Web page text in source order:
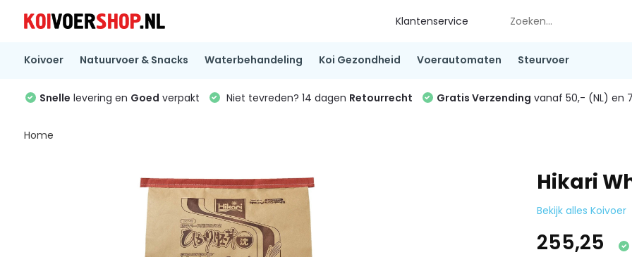
Klantenservice
Koivoer Natuurvoer & Snacks Waterbehandeling Koi Gezondheid Voerautomaten Steurvoer
Snelle levering en Goed verpakt Niet tevreden? 14 dagen Retourrecht Gratis Verzending vanaf 50,- (NL) en
Home
Hikari
Bekijk alles Koivoer
255,25